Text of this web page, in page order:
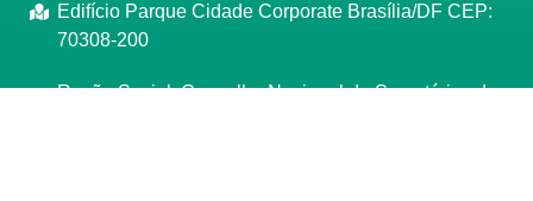
Edifício Parque Cidade Corporate Brasília/DF CEP:
70308-200
Razão Social: Conselho Nacional de Secretários de